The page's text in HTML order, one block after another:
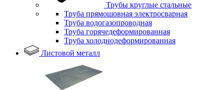
Трубы круглые стальные
Труба прямошовная электросварная
Труба водогазопроводная
Труба горячедеформированная
Труба холоднодеформированная
Листовой металл